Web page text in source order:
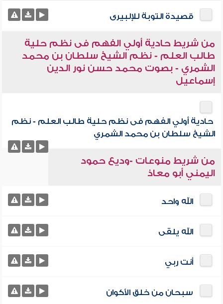
قصيدة التوبة للإلبيرى
من شريط حادية أولي الفهم فى نظم حلية
طالب العلم - نظم الشيخ سلطان بن محمد
الشمري - بصوت محمد حسن نور الدين
إسماعيل
حادية أولي الفهم فى نظم حلية طالب العلم - نظم
الشيخ سلطان بن محمد الشمري
من شريط منوعات -وديع حمود
اليمني أبو معاذ
الله واحد
الله يلقى
أنت ربي
سبحان من خلق الأكوان